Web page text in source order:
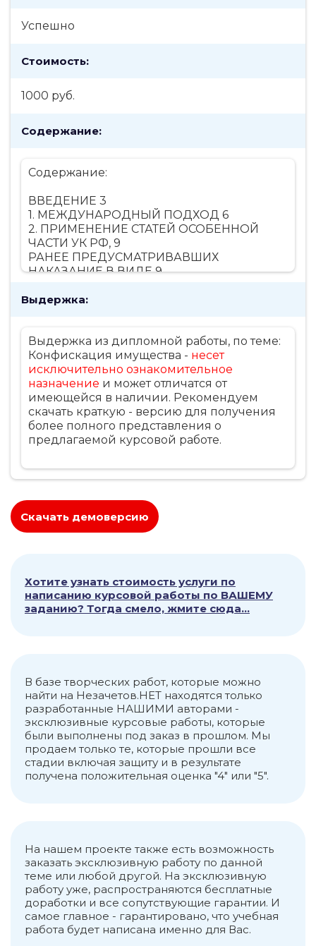
Успешно
Стоимость:
1000 руб.
Содержание:
Содержание:
ВВЕДЕНИЕ 3
1. МЕЖДУНАРОДНЫЙ ПОДХОД 6
2. ПРИМЕНЕНИЕ СТАТЕЙ ОСОБЕННОЙ
ЧАСТИ УК РФ, 9
РАНЕЕ ПРЕДУСМАТРИВАВШИХ
НАКАЗАНИЕ В ВИДЕ 9
3. КОНФИСКАЦИЯ ИМУЩЕСТВА В
СПИСОК ЛИТЕРАТУРЫ 25
Выдержка:
Выдержка из дипломной работы, по теме:
Конфискация имущества - несет
исключительно ознакомительное
назначение и может отличатся от
имеющейся в наличии. Рекомендуем
скачать краткую - версию для получения
более полного представления о
предлагаемой курсовой работе.
Скачать демоверсию
Хотите узнать стоимость услуги по
написанию курсовой работы по ВАШЕМУ
заданию? Тогда смело, жмите сюда...
В базе творческих работ, которые можно
найти на Незачетов.НЕТ находятся только
разработанные НАШИМИ авторами -
эксклюзивные курсовые работы, которые
были выполнены под заказ в прошлом. Мы
продаем только те, которые прошли все
стадии включая защиту и в результате
получена положительная оценка "4" или "5".
На нашем проекте также есть возможность
заказать эксклюзивную работу по данной
теме или любой другой. На эксклюзивную
работу уже, распространяются бесплатные
доработки и все сопутствующие гарантии. И
самое главное - гарантировано, что учебная
работа будет написана именно для Вас.